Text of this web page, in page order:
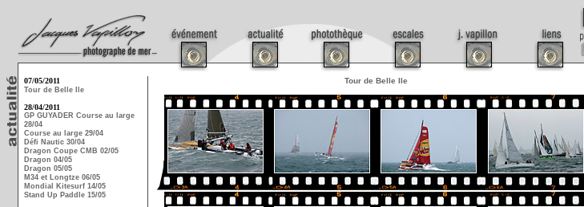
07/05/2011
Tour de Belle Ile
28/04/2011
GP GUYADER Course au large
28/04
Course au large 29/04
Défi Nautic 30/04
Dragon Coupe CMB 02/05
Dragon 04/05
Dragon 05/05
M34 et Longtze 06/05
Mondial Kitesurf 14/05
Stand Up Paddle 15/05
Tour de Belle Ile